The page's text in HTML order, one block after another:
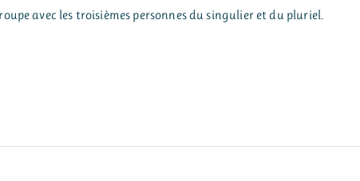
avec les troisièmes personnes du singulier et du pluriel.